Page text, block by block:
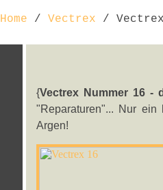
/ Vectrex /
{Vectrex Nummer 16 -
"Reparaturen"... Nur
Argen!